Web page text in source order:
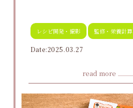
レシピ開発・撮影 監修・栄養計算
Date:2025.03.27
read more